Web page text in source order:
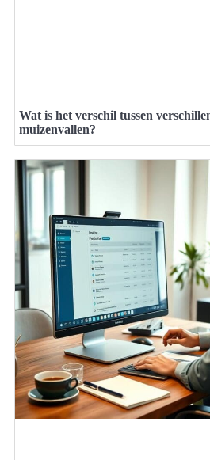
Wat is het verschil tussen
muizenvallen?